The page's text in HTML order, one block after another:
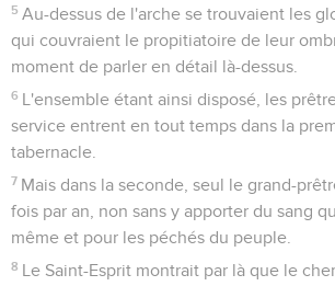
5 Au-dessus de l'arche se trouvaient les
qui couvraient le propitiatoire de leur
moment de parler en détail là-dessus.
6 L'ensemble étant ainsi disposé, les
service entrent en tout temps dans la
tabernacle.
7 Mais dans la seconde, seul le grand-
fois par an, non sans y apporter du sang
même et pour les péchés du peuple.
8 Le Saint-Esprit montrait par là que le